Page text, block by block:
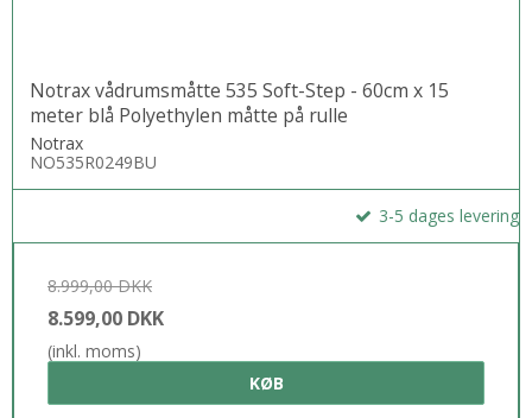
Notrax vådrumsmåtte 535 Soft-Step - 60cm x 15
meter blå Polyethylen måtte på rulle
Notrax
NO535R0249BU
3-5 dages levering
8.999,00 DKK
8.599,00 DKK
(inkl. moms)
KØB